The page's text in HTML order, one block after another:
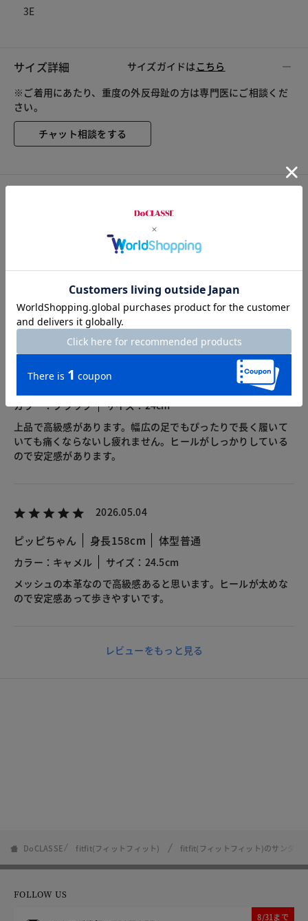
3E
サイズ詳細 サイズガイドは こちら
※ご着用にあたり、重度の外反母趾の方は専門医にご相談くだ
さい。
チャット相談をする
2026.05.20
haru22 身長160cm
カラー：ブラック
サイズ：24cm
上品で高級感があります。幅広の足でもぴったりで長く履いて
いても痛くならないし疲れません。ヒールがしっかりしている
ので安定感があります。
2026.05.04
ピッピちゃん 身長158cm 体型普通
カラー：キャメル
サイズ：24.5cm
メッシュの本革なので高級感あると思います。ヒールが太めな
ので安定感あって歩きやすいです。
レビューをもっと見る
DoCLASSE fitfit(フィットフィット) fitfit(フィットフィット)のサンダル
FOLLOW US
8/31まで